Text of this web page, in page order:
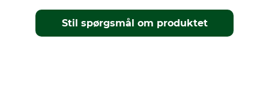
Stil spørgsmål om produktet